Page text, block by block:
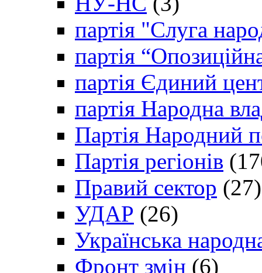
партія "Слуга
партія
партія Єдиний
партія Народна
Партія Народний
Партія регіонів
Правий сектор (27)
УДАР (26)
Українська
Фронт змін (6)